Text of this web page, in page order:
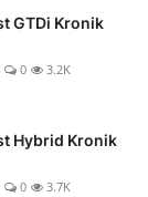
GTDi Kronik
0 3.2K
Hybrid Kronik
0 3.7K